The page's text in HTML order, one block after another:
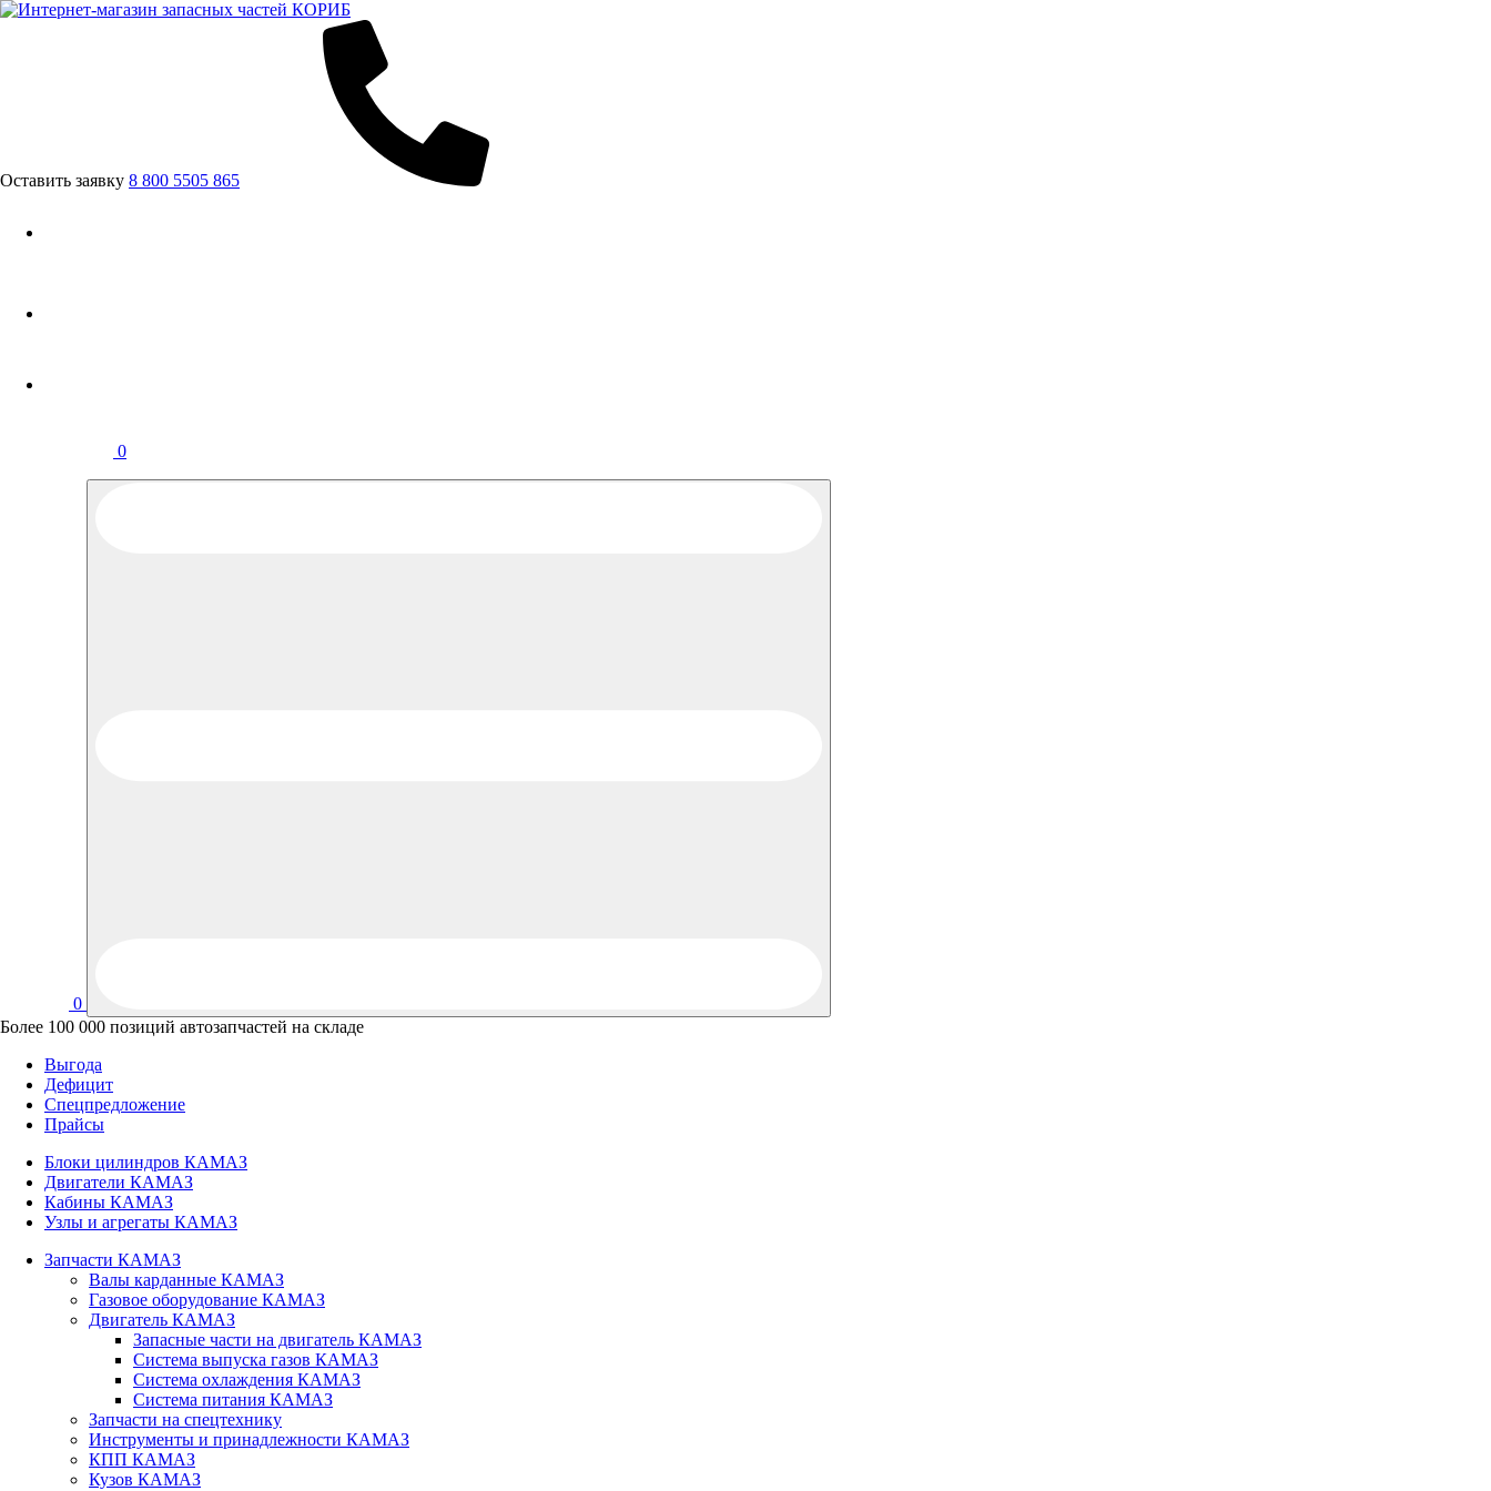
Оставить заявку 8 800 5505 865
0
0
Более 100 000 позиций автозапчастей на складе
Выгода
Дефицит
Спецпредложение
Прайсы
Блоки цилиндров КАМАЗ
Двигатели КАМАЗ
Кабины КАМАЗ
Узлы и агрегаты КАМАЗ
Запчасти КАМАЗ
Валы карданные КАМАЗ
Газовое оборудование КАМАЗ
Двигатель КАМАЗ
Запасные части на двигатель КАМАЗ
Система выпуска газов КАМАЗ
Система охлаждения КАМАЗ
Система питания КАМАЗ
Запчасти на спецтехнику
Инструменты и принадлежности КАМАЗ
КПП КАМАЗ
Кузов КАМАЗ